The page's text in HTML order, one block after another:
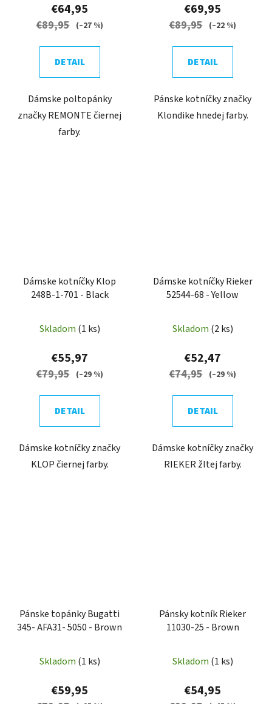
€64,95
€89,95 (–27 %)
DETAIL
Dámske poltopánky
značky REMONTE čiernej
farby.
€69,95
€89,95 (–22 %)
DETAIL
Pánske kotníčky značky
Klondike hnedej farby.
Dámske kotníčky Klop
248B-1-701 - Black
Skladom (1 ks)
€55,97
€79,95 (–29 %)
DETAIL
Dámske kotníčky značky
KLOP čiernej farby.
Dámske kotníčky Rieker
52544-68 - Yellow
Skladom (2 ks)
€52,47
€74,95 (–29 %)
DETAIL
Dámske kotníčky značky
RIEKER žltej farby.
Pánske topánky Bugatti
345- AFA31- 5050 - Brown
Skladom (1 ks)
€59,95
Pánsky kotník Rieker
11030-25 - Brown
Skladom (1 ks)
€54,95